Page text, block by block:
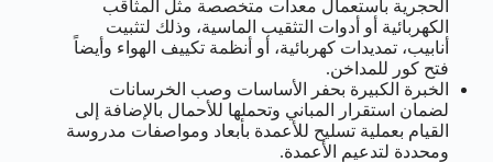
الحجرية باستعمال معدات متخصصة مثل المثاقب
الكهربائية أو أدوات التثقيب الماسية، وذلك لتثبيت
أنابيب، تمديدات كهربائية، أو أنظمة تكييف الهواء وأيضاً
فتح كور للمداخن.
الخبرة الكبيرة بحفر الأساسات وصب الخرسانات
لضمان استقرار المباني وتحملها للأحمال بالإضافة إلى
القيام بعملية تسليح للأعمدة بأبعاد ومواصفات مدروسة
ومحددة لتدعيم الأعمدة.